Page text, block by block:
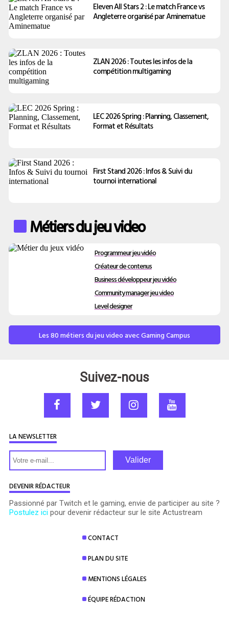
Eleven All Stars 2 : Le match France vs
Angleterre organisé par Aminematue
ZLAN 2026 : Toutes les infos de la
compétition multigaming
LEC 2026 Spring : Planning, Classement,
Format et Résultats
First Stand 2026 : Infos & Suivi du
tournoi international
Métiers du jeu video
Programmeur jeu vidéo
Créateur de contenus
Business développeur jeu vidéo
Community manager jeu video
Level designer
Les 80 métiers du jeu video avec Gaming Campus
CONTACT
PLAN DU SITE
MENTIONS LÉGALES
ÉQUIPE RÉDACTION
Suivez-nous
LA NEWSLETTER
Valider
DEVENIR RÉDACTEUR
Passionné par Twitch et le gaming, envie de participer au site ?
Postulez ici pour devenir rédacteur sur le site Actustream